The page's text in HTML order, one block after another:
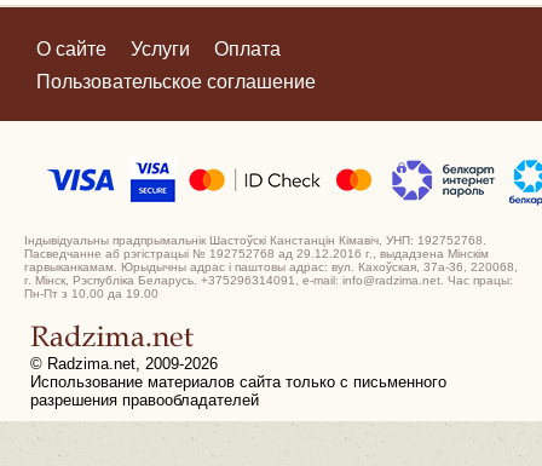
О сайте Услуги
Оплата
Пользовательское соглашение
Індывідуальны прадпрымальнік Шастоўскі Канстанцін Кімавіч, УНП: 192752768.
Пасведчанне аб рэгістрацыі № 192752768 ад 29.12.2016 г., выдадзена Мінскім
гарвыканкамам. Юрыдычны адрас і паштовы адрас: вул. Кахоўская, 37а-36, 220068,
г. Мінск, Рэспубліка Беларусь. +375296314091, e-mail: info@radzima.net. Час працы:
Пн-Пт з 10.00 да 19.00
© Radzima.net, 2009-2026
Использование материалов сайта только с письменного
разрешения правообладателей